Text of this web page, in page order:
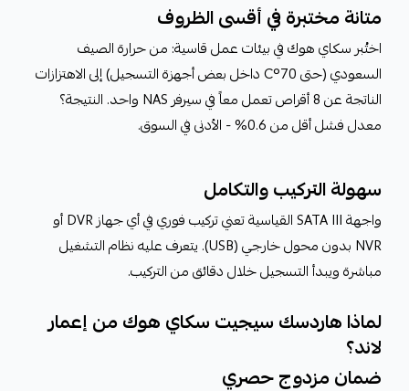
متانة مختبرة في أقسى الظروف
اختُبر سكاي هوك في بيئات عمل قاسية: من حرارة الصيف
السعودي (حتى 70°C داخل بعض أجهزة التسجيل) إلى الاهتزازات
الناتجة عن 8 أقراص تعمل معاً في سيرفر NAS واحد. النتيجة؟
معدل فشل أقل من 0.6% - الأدنى في السوق.
سهولة التركيب والتكامل
واجهة SATA III القياسية تعني تركيب فوري في أي جهاز DVR أو
NVR بدون محول خارجي (USB). يتعرف عليه نظام التشغيل
مباشرة ويبدأ التسجيل خلال دقائق من التركيب.
لماذا هاردسك سيجيت سكاي هوك من إعمار
لاند؟
ضمان مزدوج حصري